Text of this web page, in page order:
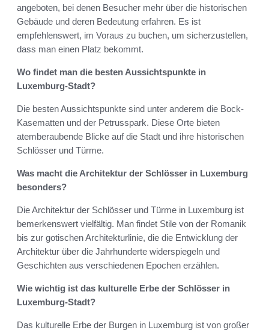
angeboten, bei denen Besucher mehr über die historischen
Gebäude und deren Bedeutung erfahren. Es ist
empfehlenswert, im Voraus zu buchen, um sicherzustellen,
dass man einen Platz bekommt.
Wo findet man die besten Aussichtspunkte in
Luxemburg-Stadt?
Die besten Aussichtspunkte sind unter anderem die Bock-
Kasematten und der Petrusspark. Diese Orte bieten
atemberaubende Blicke auf die Stadt und ihre historischen
Schlösser und Türme.
Was macht die Architektur der Schlösser in Luxemburg
besonders?
Die Architektur der Schlösser und Türme in Luxemburg ist
bemerkenswert vielfältig. Man findet Stile von der Romanik
bis zur gotischen Architekturlinie, die die Entwicklung der
Architektur über die Jahrhunderte widerspiegeln und
Geschichten aus verschiedenen Epochen erzählen.
Wie wichtig ist das kulturelle Erbe der Schlösser in
Luxemburg-Stadt?
Das kulturelle Erbe der Burgen in Luxemburg ist von großer